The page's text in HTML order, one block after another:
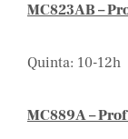
MC823AB –
Quinta: 10-12h
MC889A –